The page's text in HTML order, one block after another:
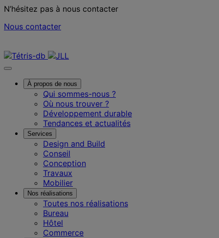
N’hésitez pas à nous contacter
Nous contacter
À propos de nous
Qui sommes-nous ?
Où nous trouver ?
Développement durable
Tendances et actualités
Services
Design and Build
Conseil
Conception
Travaux
Mobilier
Nos réalisations
Toutes nos réalisations
Bureau
Hôtel
Commerce